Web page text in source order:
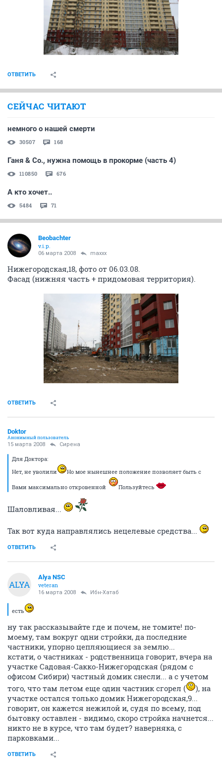
ОТВЕТИТЬ
СЕЙЧАС ЧИТАЮТ
немного о нашей смерти
30507 168
Ганя & Co., нужна помощь в прокорме (часть 4)
110850 676
А кто хочет..
5484 71
Beobachter
v.i.p.
06 марта 2008 maxxx
Нижегородская,18, фото от 06.03.08.
Фасад (нижняя часть + придомовая территория).
ОТВЕТИТЬ
Doktor
Анонимный пользователь
15 марта 2008 Сирена
Для Доктора:
Нет, не уволили
Но мое нынешнее положение позволяет быть с
Вами максимально откровенной Пользуйтесь
Шаловливая...
Так вот куда направлялись нецелевые средства...
ОТВЕТИТЬ
ALYA
Alya NSC
veteran
16 марта 2008 Ибн-Хатаб
есть
ну так рассказывайте где и почем, не томите! по-
моему, там вокруг одни стройки, да последние
частники, упорно цепляющиеся за землю...
кстати, о частниках - родственница говорит, вчера на
участке Садовая-Сакко-Нижегородская (рядом с
офисом Сибири) частный домик снесли... а с учетом
того, что там летом еще один частник сгорел (
), на
участке остался только домик Нижегородская,9...
говорит, он кажется нежилой и, судя по всему, под
бытовку оставлен - видимо, скоро стройка начнется...
никто не в курсе, что там будет? наверняка, с
парковками...
ОТВЕТИТЬ